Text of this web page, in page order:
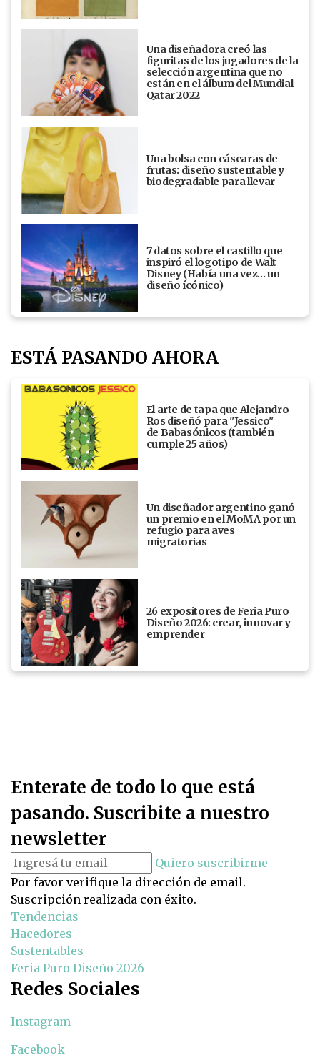
Una diseñadora creó las
figuritas de los jugadores de la
selección argentina que no
están en el álbum del Mundial
Qatar 2022
Una bolsa con cáscaras de
frutas: diseño sustentable y
biodegradable para llevar
7 datos sobre el castillo que
inspiró el logotipo de Walt
Disney (Había una vez... un
diseño ícónico)
ESTÁ PASANDO AHORA
El arte de tapa que Alejandro
Ros diseñó para "Jessico"
de Babasónicos (también
cumple 25 años)
Un diseñador argentino ganó
un premio en el MoMA por un
refugio para aves
migratorias
26 expositores de Feria Puro
Diseño 2026: crear, innovar y
emprender
Enterate de todo lo que está
pasando. Suscribite a nuestro
newsletter
Quiero suscribirme
Por favor verifique la dirección de email.
Suscripción realizada con éxito.
Tendencias
Hacedores
Sustentables
Feria Puro Diseño 2026
Redes Sociales
Instagram
Facebook